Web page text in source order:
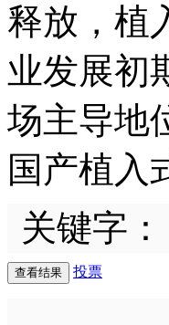
释放，植
业发展初
场主导地
国产植入
关键字：
投票